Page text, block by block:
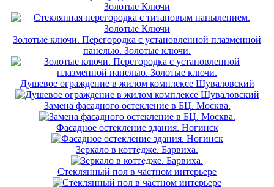
Золотые Ключи
Золотые ключи. Перегородка с установленной плазменной
панелью. Золотые ключи.
Душевое ограждение в жилом комплексе Шуваловский
Замена фасадного остекление в БЦ. Москва.
Фасадное остекление здания. Ногинск
Зеркало в коттедже. Барвиха.
Стеклянный пол в частном интерьере